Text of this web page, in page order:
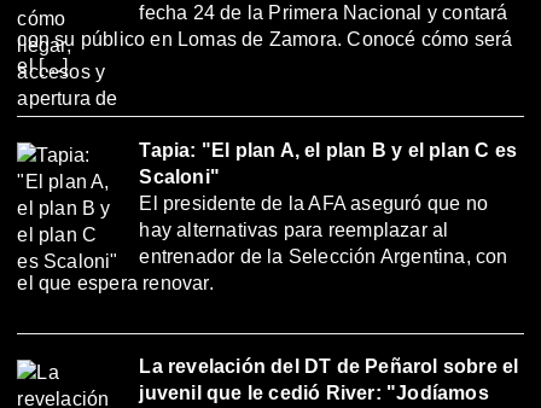
fecha 24 de la Primera Nacional y contará
con su público en Lomas de Zamora. Conocé cómo será
el […]
Tapia: "El plan A, el plan B y el plan C es
Scaloni"
El presidente de la AFA aseguró que no
hay alternativas para reemplazar al
entrenador de la Selección Argentina, con
el que espera renovar.
La revelación del DT de Peñarol sobre el
juvenil que le cedió River: "Jodíamos